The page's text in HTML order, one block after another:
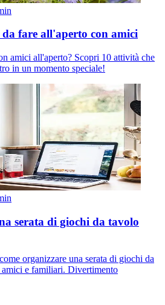
fare all'aperto con amici
amici all'aperto? Scopri 10 attività che
in un momento speciale!
serata di giochi da tavolo
organizzare una serata di giochi da
e familiari. Divertimento